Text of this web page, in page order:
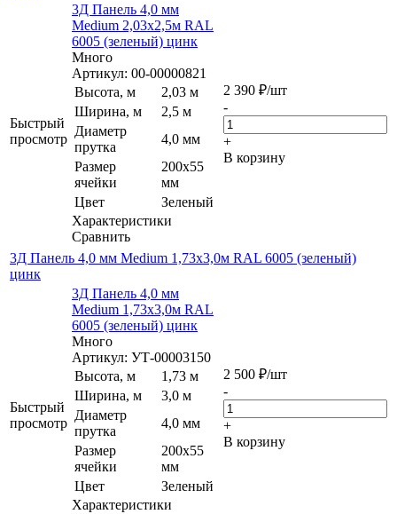
Быстрый
просмотр
3Д Панель 4,0 мм
Medium 2,03х2,5м RAL
6005 (зеленый) цинк
Много
Артикул: 00-00000821
Высота, м
2,03 м
Ширина, м
2,5 м
Диаметр
прутка
4,0 мм
Размер
ячейки
200х55
мм
Цвет
Зеленый
Характеристики
Сравнить
2 390 ₽/шт
-
+
В корзину
3Д Панель 4,0 мм Medium 1,73х3,0м RAL 6005 (зеленый)
цинк
Быстрый
просмотр
3Д Панель 4,0 мм
Medium 1,73х3,0м RAL
6005 (зеленый) цинк
Много
Артикул: УТ-00003150
Высота, м
1,73 м
Ширина, м
3,0 м
Диаметр
прутка
4,0 мм
Размер
ячейки
200х55
мм
Цвет
Зеленый
Характеристики
2 500 ₽/шт
-
+
В корзину